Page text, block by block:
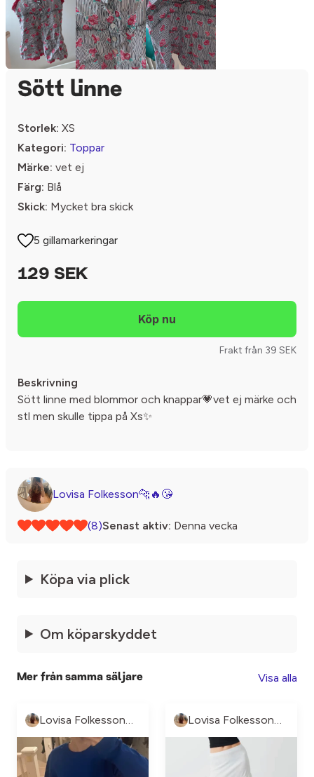
Sött linne
Storlek: XS
Kategori: Toppar
Märke: vet ej
Färg: Blå
Skick: Mycket bra skick
5 gillamarkeringar
129 SEK
Frakt från 39 SEK
Beskrivning
Sött linne med blommor och knappar💗vet ej märke och
stl men skulle tippa på Xs✨
Lovisa Folkesson🐆🔥😘
(8)Senast aktiv: Denna vecka
Köpa via plick
Om köparskyddet
Mer från samma säljare Visa alla